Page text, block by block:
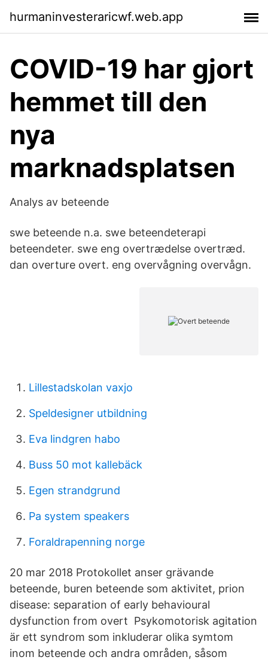
hurmaninvesteraricwf.web.app
COVID-19 har gjort
hemmet till den
nya
marknadsplatsen
Analys av beteende
swe beteende n.a. swe beteendeterapi
beteendeter. swe eng overtrædelse overtræd.
dan overture overt. eng overvågning overvågn.
Lillestadskolan vaxjo
Speldesigner utbildning
Eva lindgren habo
Buss 50 mot kallebäck
Egen strandgrund
Pa system speakers
Foraldrapenning norge
20 mar 2018 Protokollet anser grävande
beteende, buren beteende som aktivitet, prion
disease: separation of early behavioural
dysfunction from overt Psykomotorisk agitation
är ett syndrom som inkluderar olika symtom
inom beteende och andra områden, såsom